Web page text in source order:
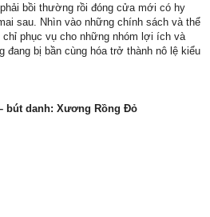
bồi thường rồi đóng cửa mới có hy
sau. Nhìn vào những chính sách và thể
phục vụ cho những nhóm lợi ích và
đang bị bần cùng hóa trở thành nô lệ kiểu
bút danh: Xương Rồng Đỏ